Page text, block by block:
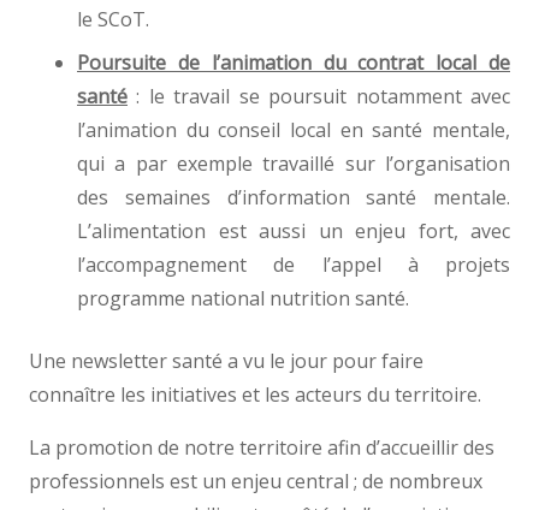
le SCoT.
Poursuite de l’animation du contrat local de
santé : le travail se poursuit notamment avec
l’animation du conseil local en santé mentale,
qui a par exemple travaillé sur l’organisation
des semaines d’information santé mentale.
L’alimentation est aussi un enjeu fort, avec
l’accompagnement de l’appel à projets
programme national nutrition santé.
Une newsletter santé a vu le jour pour faire
connaître les initiatives et les acteurs du territoire.
La promotion de notre territoire afin d’accueillir des
professionnels est un enjeu central ; de nombreux